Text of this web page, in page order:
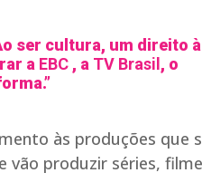
ser cultura, um direito à
a EBC , a TV Brasil , o
às produções que
vão produzir séries,